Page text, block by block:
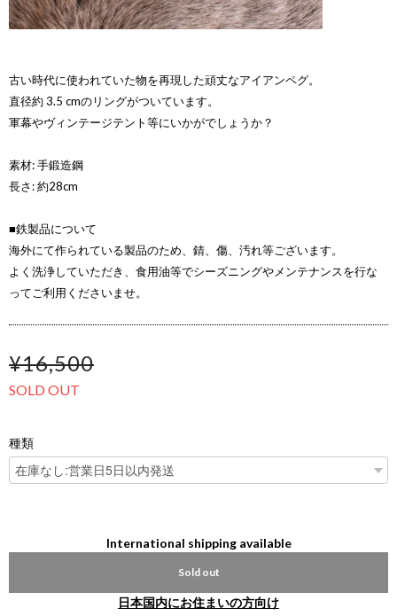
古い時代に使われていた物を再現した頑丈なアイアンペグ。
直径約 3.5 cmのリングがついています。
軍幕やヴィンテージテント等にいかがでしょうか？
素材: 手鍛造鋼
長さ: 約28cm
■鉄製品について
海外にて作られている製品のため、錆、傷、汚れ等ございます。
よく洗浄していただき、食用油等でシーズニングやメンテナンスを行な
ってご利用くださいませ。
¥16,500
SOLD OUT
種類
International shipping available
Sold out
日本国内にお住まいの方向け